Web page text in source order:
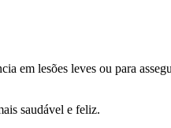
em lesões leves ou para
saudável e feliz.